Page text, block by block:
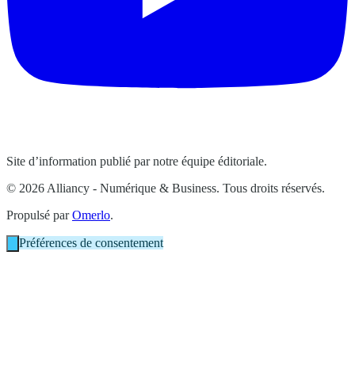
Site d’information publié par notre équipe éditoriale.
© 2026 Alliancy - Numérique & Business. Tous droits réservés.
Propulsé parOmerlo.
Préférences de consentement